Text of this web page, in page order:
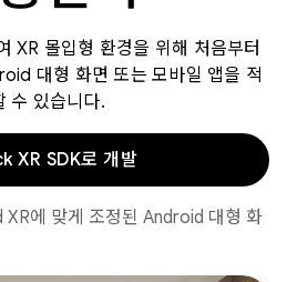
XR 몰입형 환경을 위해 처음부터
대형 화면 또는 모바일 앱을 적
수 있습니다.
XR SDK로 개발
에 맞게 조정된 Android 대형 화